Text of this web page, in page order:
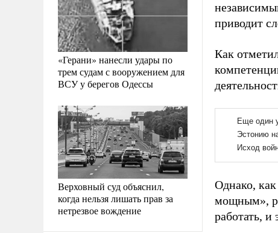
«Герани» нанесли удары по
трем судам с вооружением для
ВСУ у берегов Одессы
Верховный суд объяснил,
когда нельзя лишать прав за
нетрезвое вождение
приводит
Как
Однако,
мощным»,
работать, и